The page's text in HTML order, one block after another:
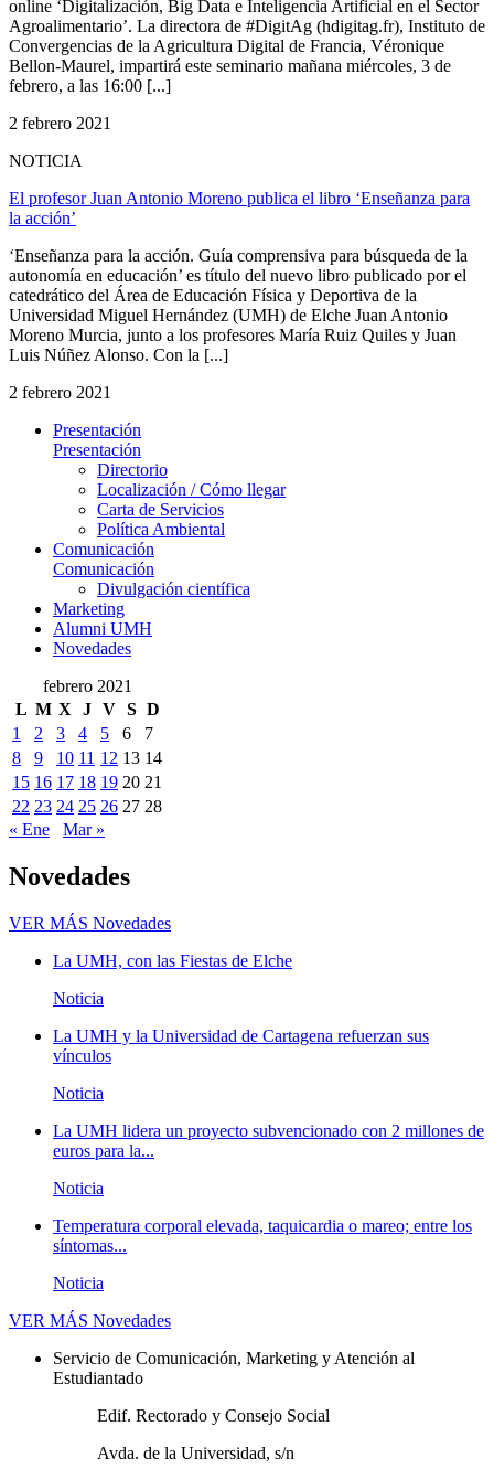
online ‘Digitalización, Big Data e Inteligencia Artificial en el Sector
Agroalimentario’. La directora de #DigitAg (hdigitag.fr), Instituto de
Convergencias de la Agricultura Digital de Francia, Véronique
Bellon-Maurel, impartirá este seminario mañana miércoles, 3 de
febrero, a las 16:00 [...]
2 febrero 2021
NOTICIA
El profesor Juan Antonio Moreno publica el libro ‘Enseñanza para
la acción’
‘Enseñanza para la acción. Guía comprensiva para búsqueda de la
autonomía en educación’ es título del nuevo libro publicado por el
catedrático del Área de Educación Física y Deportiva de la
Universidad Miguel Hernández (UMH) de Elche Juan Antonio
Moreno Murcia, junto a los profesores María Ruiz Quiles y Juan
Luis Núñez Alonso. Con la [...]
2 febrero 2021
Presentación
Presentación
Directorio
Localización / Cómo llegar
Carta de Servicios
Política Ambiental
Comunicación
Comunicación
Divulgación científica
Marketing
Alumni UMH
Novedades
febrero 2021
L M X J V S D
1
2 3 4 5 6
7
8
9 10 11 12 13 14
15 16 17 18 19 20 21
22 23 24 25 26 27 28
« Ene
Mar »
Novedades
VER MÁS Novedades
La UMH, con las Fiestas de Elche
Noticia
La UMH y la Universidad de Cartagena refuerzan sus
vínculos
Noticia
La UMH lidera un proyecto subvencionado con 2 millones de
euros para la...
Noticia
Temperatura corporal elevada, taquicardia o mareo; entre los
síntomas...
Noticia
VER MÁS Novedades
Servicio de Comunicación, Marketing y Atención al
Estudiantado
Edif. Rectorado y Consejo Social
Avda. de la Universidad, s/n